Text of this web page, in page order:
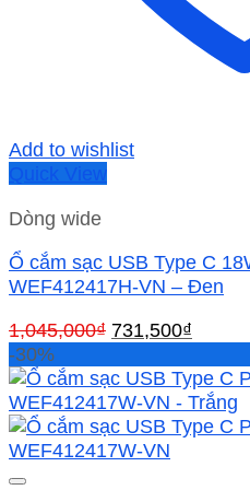
Add to wishlist
Quick View
Dòng wide
Ổ cắm sạc USB Type C
WEF412417H-VN – Đen
1,045,000₫ Giá
là:
1,045,000₫.
731,500₫
tại
là:
-30%